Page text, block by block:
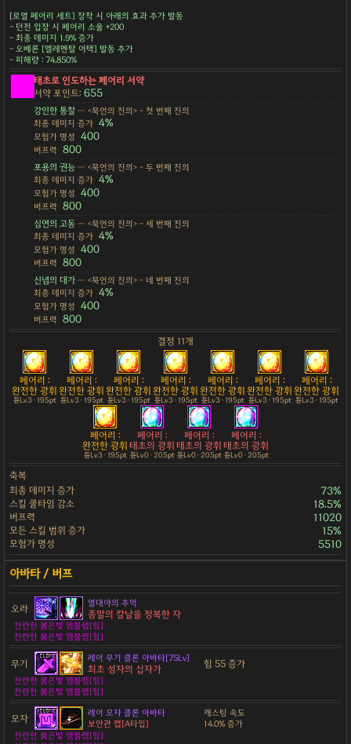
[로열 페어리 세트] 장착 시 아래의 효과 추가 발동
- 던전 입장 시 페어리 소울 +200
- 최종 데미지 1.9% 증가
- 오베론 [엘레멘탈 어택] 발동 추가
- 피해량 : 74,850%
태초로 인도하는 페어리 서약
서약 포인트:655
강인한 통찰— <묵언의 진의> - 첫 번째 진의
최종 데미지 증가 4%
모험가 명성 400
버프력 800
포용의 권능— <묵언의 진의> - 두 번째 진의
최종 데미지 증가 4%
모험가 명성 400
버프력 800
심연의 고동— <묵언의 진의> - 세 번째 진의
최종 데미지 증가 4%
모험가 명성 400
버프력 800
신념의 대가— <묵언의 진의> - 네 번째 진의
최종 데미지 증가 4%
모험가 명성 400
버프력 800
결정 11개
페어리 :
완전한 광휘
튠Lv3 · 195pt
페어리 :
완전한 광휘
튠Lv3 · 195pt
페어리 :
완전한 광휘
튠Lv3 · 195pt
페어리 :
완전한 광휘
튠Lv3 · 195pt
페어리 :
완전한 광휘
튠Lv3 · 195pt
페어리 :
완전한 광휘
튠Lv3 · 195pt
페어리 :
완전한 광휘
튠Lv3 · 195pt
페어리 :
완전한 광휘
튠Lv3 · 195pt
페어리 :
태초의 광휘
튠Lv0 · 205pt
페어리 :
태초의 광휘
튠Lv0 · 205pt
페어리 :
태초의 광휘
튠Lv0 · 205pt
축복
최종 데미지 증가
73%
스킬 쿨타임 감소 18.5%
버프력 11020
모든 스킬 범위 증가 15%
모험가 명성 5510
오라 열대야의 추억
종말의 칼날을 정복한 자
찬란한 붉은빛 엠블렘[힘]
찬란한 붉은빛 엠블렘[힘]
무기 레어 무기 클론 아바타[75Lv]
최초 성자의 십자가 힘 55 증가
찬란한 붉은빛 엠블렘[힘]
찬란한 붉은빛 엠블렘[힘]
모자
레어 모자 클론 아바타
보안관 캡[A타입]
캐스팅 속도
14.0% 증가
찬란한 붉은빛 엠블렘[힘]